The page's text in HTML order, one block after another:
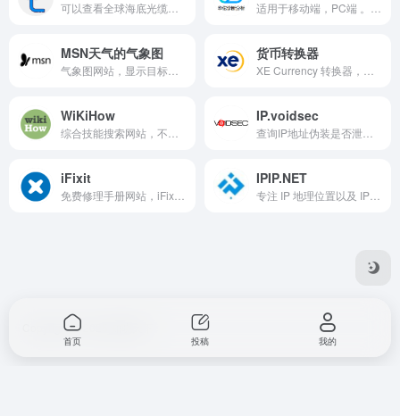
MSN天气的气象图 货币转换器
WiKiHow IP.voidsec
iFixit IPIP.NET
Copyright © 2025 知晓天下
首页 投稿 我的